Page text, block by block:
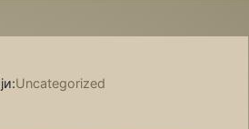
Uncategorized